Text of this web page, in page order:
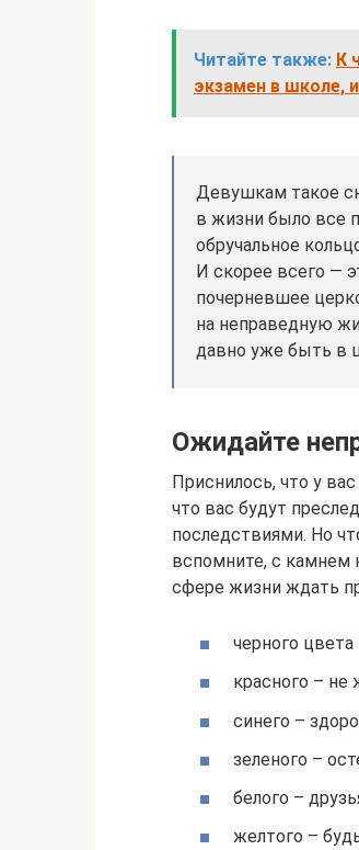
Читайте также: К
экзамен в школе,
Девушкам такое
в жизни было все
обручальное
И скорее всего —
почерневшее
на неправедную
давно уже быть в
Ожидайте
Приснилось, что у
что вас будут
последствиями. Но
вспомните, с камнем
сфере жизни ждать
черного
красного – не
синего –
зеленого –
белого –
желтого –